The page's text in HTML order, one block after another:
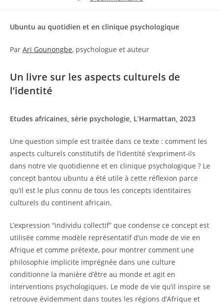
Ubuntu au quotidien et en clinique psychologique
Par Ari Gounongbe, psychologue et auteur
Un livre sur les aspects culturels de
l’identité
Etudes africaines, série psychologie, L’Harmattan, 2023
Une question simple est traitée dans ce texte : comment les
aspects culturels constitutifs de l’identité s’expriment-ils
dans notre vie quotidienne et en clinique psychologique ? Le
concept bantou ubuntu a été utile à cette réflexion parce
qu’il est le plus connu de tous les concepts identitaires
culturels du continent africain.
L’expression “individu collectif” que condense ce concept est
utilisée comme modèle représentatif d’un mode de vie en
Afrique et comme prétexte, pour montrer comment une
philosophie implicite imprégnée dans une culture
conditionne la manière d’être au monde et agit en
interventions psychologiques. Le mode de vie qu’il inspire se
retrouve évidemment dans toutes les régions d’Afrique et